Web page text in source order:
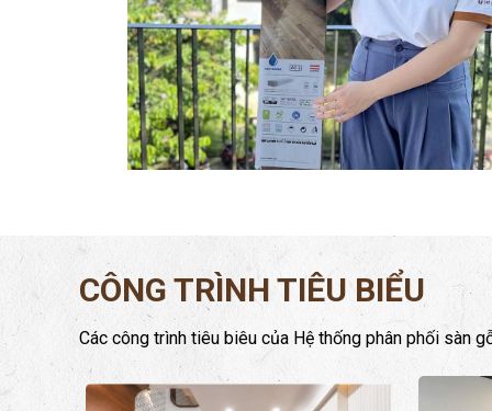
CÔNG TRÌNH TIÊU BIỂU
Các công trình tiêu biêu của Hệ thống phân phối sàn